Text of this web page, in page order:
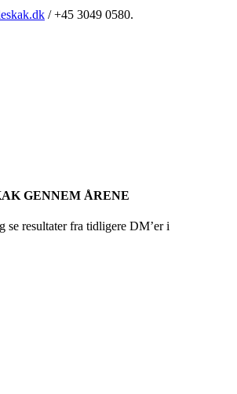
/ +45 3049 0580.
GENNEM ÅRENE
se resultater fra tidligere DM’er i